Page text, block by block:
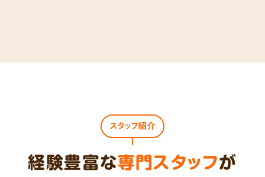
スタッフ紹介
経験豊富な専門スタッフが